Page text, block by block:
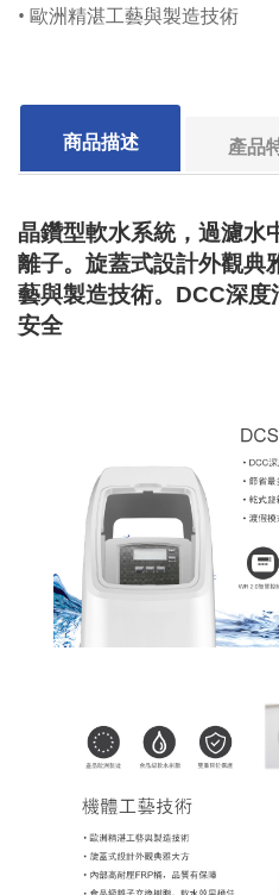
• 歐洲精湛工藝與製造技術
商品描述 產品
晶鑽型軟水系統，過濾水
離子。旋蓋式設計外觀典
藝與製造技術。DCC深
安全